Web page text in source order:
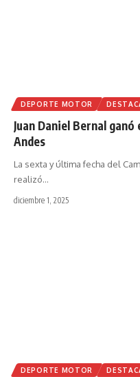
DEPORTE MOTOR
Juan Daniel Bernal
Andes
La sexta y última fecha del
realizó…
diciembre 1, 2025
DEPORTE MOTOR